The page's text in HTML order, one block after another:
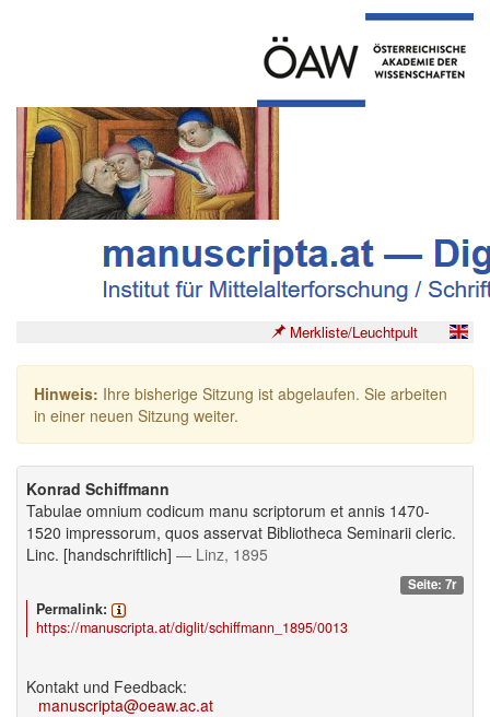
Merkliste/Leuchtpult
Hinweis: Ihre bisherige Sitzung ist abgelaufen. Sie arbeiten
in einer neuen Sitzung weiter.
Konrad Schiffmann
Tabulae omnium codicum manu scriptorum et annis 1470-
1520 impressorum, quos asservat Bibliotheca Seminarii cleric.
Linc. [handschriftlich] — Linz, 1895
Seite: 7r
Permalink:
https://manuscripta.at/diglit/schiffmann_1895/0013
Kontakt und Feedback:
manuscripta@oeaw.ac.at